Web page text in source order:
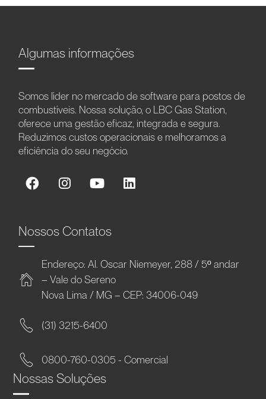
Algumas informações
Somos líder no mercado de software para postos de
combustíveis. Nossa solução, o LBC Gas Station,
oferece uma gestão eficaz, integrada e segura.
Reduzimos custos operacionais e melhoramos a
eficiência do seu negócio.
Nossos Contatos
Endereço: Al. Oscar Niemeyer, 288 / 5º andar
– Vale do Sereno
Nova Lima / MG – CEP: 34006-049
(31) 3215-6400
0800-760-0305 - Comercial
Nossas Soluções